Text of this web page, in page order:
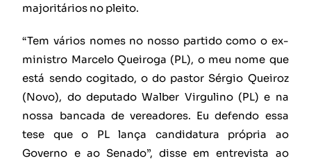
majoritários no pleito.
“Tem vários nomes no nosso partido como o ex-
ministro Marcelo Queiroga (PL), o meu nome que
está sendo cogitado, o do pastor Sérgio Queiroz
(Novo), do deputado Walber Virgulino (PL) e na
nossa bancada de vereadores. Eu defendo essa
tese que o PL lança candidatura própria ao
Governo e ao Senado”, disse em entrevista ao